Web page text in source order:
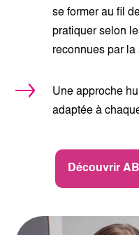
se former au fil
pratiquer selon
reconnues par la
Une approche
adaptée à
Découvrir